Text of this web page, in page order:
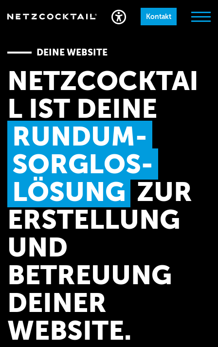
Kontakt
DEINE WEBSITE
NETZCOCKTAI
L IST DEINE
RUNDUM-
SORGLOS-
LÖSUNG ZUR
ERSTELLUNG
UND
BETREUUNG
DEINER
WEBSITE.
LEISTUNGEN
PARTNER UND LÖSUNGEN
WARUM NETZCOCKTAIL
UNTERNEHMEN
NETZCOCKTAIL GmbH
Dorpatweg 10, 48159 Münster
hallo@netzcocktail.de
0251 625252-76